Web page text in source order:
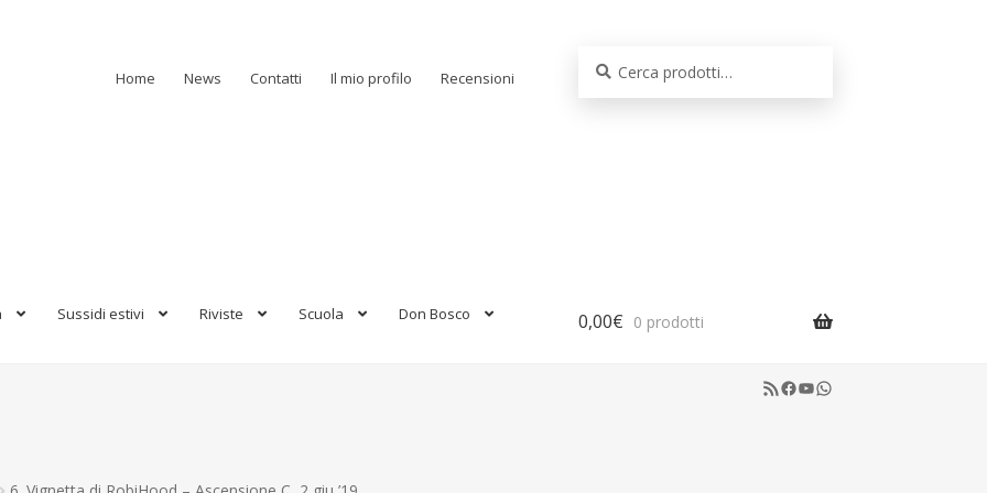
Home News Contatti Il mio profilo Recensioni
Sussidi estivi Riviste Scuola Don Bosco 0,00€ 0 prodotti
RSS Feed
Facebook
YouTube
WhatsApp